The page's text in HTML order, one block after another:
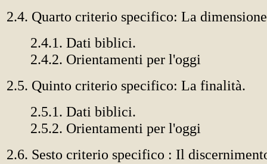
2.4. Quarto criterio specifico: La
2.4.1. Dati biblici.
2.4.2. Orientamenti per l'oggi
2.5. Quinto criterio specifico: La finalità.
2.5.1. Dati biblici.
2.5.2. Orientamenti per l'oggi
2.6. Sesto criterio specifico : Il